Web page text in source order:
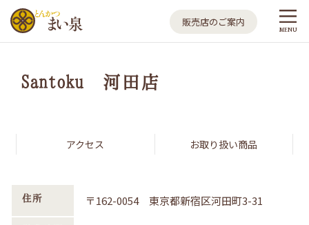
とんかつ まい泉
販売店のご案内
MENU
Santoku 河田店
アクセス お取り扱い商品
住所 〒162-0054 東京都新宿区河田町3-31